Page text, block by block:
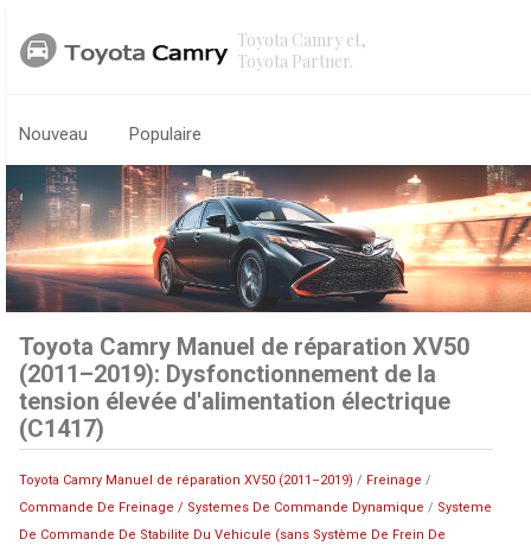
Toyota Camry et,
Toyota Partner.
Nouveau Populaire
Toyota Camry Manuel de réparation XV50
(2011–2019): Dysfonctionnement de la
tension élevée d'alimentation électrique
(C1417)
Toyota Camry Manuel de réparation XV50 (2011–2019) / Freinage /
Commande De Freinage / Systemes De Commande Dynamique / Systeme
De Commande De Stabilite Du Vehicule (sans Système De Frein De